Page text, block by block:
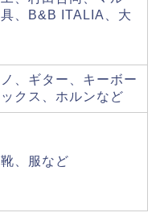
、B&B ITALIA、大
、ギター、キーボー
クス、ホルンなど
、服など